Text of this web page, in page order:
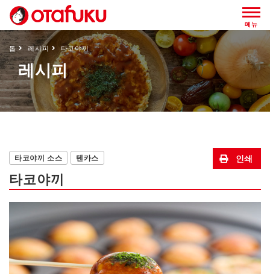
메뉴
톱 레시피 타코야끼
레시피
타코야끼 소스 텐카스
타코야끼